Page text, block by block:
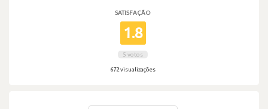
SATISFAÇÃO
1.8
5 votos
672 visualizações